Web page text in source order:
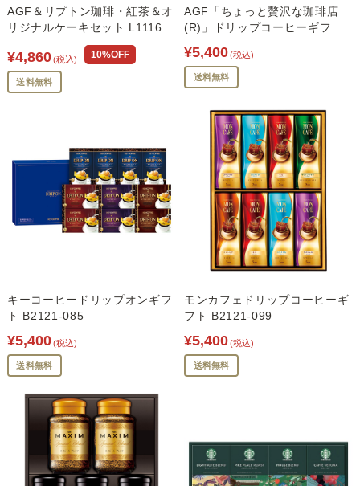
AGF＆リプトン珈琲・紅茶＆オ
リジナルケーキセット L1116-
¥4,860(税込) 10%OFF
送料無料
AGF「ちょっと贅沢な珈琲店
(R)」ドリップコーヒーギフト
¥5,400(税込)
送料無料
キーコーヒードリップオンギフ
ト B2121-085
¥5,400(税込)
送料無料
モンカフェドリップコーヒーギ
フト B2121-099
¥5,400(税込)
送料無料